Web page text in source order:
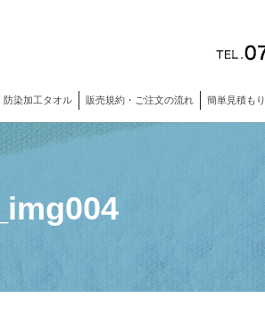
防染加工タオル 販売規約・ご注文の流れ 簡単見積もり